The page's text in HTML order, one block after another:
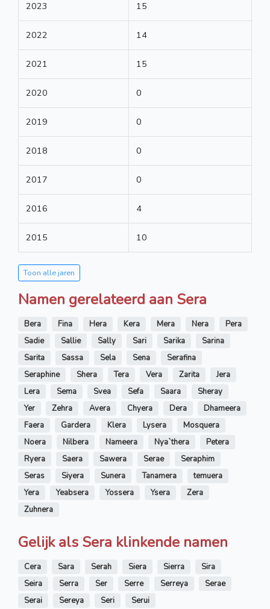
2023 15
2022 14
2021 15
2020 0
2019 0
2018 0
2017 0
2016 4
2015 10
Toon alle jaren
Namen gerelateerd aan Sera
Bera Fina Hera Kera Mera Nera
Pera
Sadie
Sallie Sally Sari Sarika
Sarina
Sarita
Sassa Sela Sena
Serafina
Seraphine
Shera Tera Vera Zarita
Jera
Lera
Sema Svea Sefa Saara
Sheray
Yer
Zehra Avera Chyera Dera
Dhameera
Faera
Gardera Klera Lysera
Mosquera
Noera
Nilbera Nameera Nya`thera
Petera
Ryera
Saera Sawera Serae
Seraphim
Seras
Siyera Sunera Tanamera
temuera
Yera
Yeabsera Yossera Ysera
Zera
Zuhnera
Gelijk als Sera klinkende namen
Cera Sara Serah Siera Sierra
Sira
Seira
Serra Ser Serre Serreya
Serae
Serai
Sereya Seri Serui